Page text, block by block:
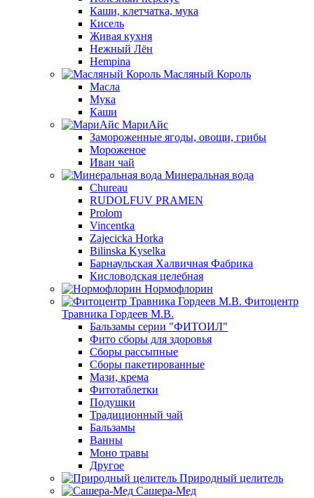
Каши, клетчатка, мука
Кисель
Живая кухня
Нежный Лён
Hempina
Масляный Король
Масла
Мука
Каши
МариАйс
Замороженные ягоды, овощи, грибы
Мороженое
Иван чай
Минеральная вода
Chureau
RUDOLFUV PRAMEN
Prolom
Vincentka
Zajecicka Horka
Bilinska Kyselka
Барнаульская Халвичная Фабрика
Кисловодская целебная
Нормофлорин
Фитоцентр
Травника Гордеев М.В.
Бальзамы серии "ФИТОИЛ"
Фито сборы для здоровья
Сборы рассыпные
Сборы пакетированные
Мази, крема
Фитотаблетки
Подушки
Традиционный чай
Бальзамы
Ванны
Моно травы
Другое
Природный целитель
Сашера-Мед